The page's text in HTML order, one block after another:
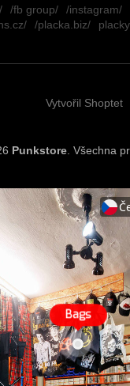
/fb group/ /instagram/
/placka.biz/
Vytvořil Shoptet
Punkstore . Všechna